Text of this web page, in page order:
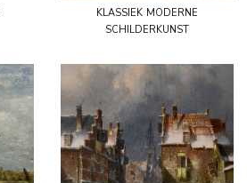
klassiek moderne
schilderkunst